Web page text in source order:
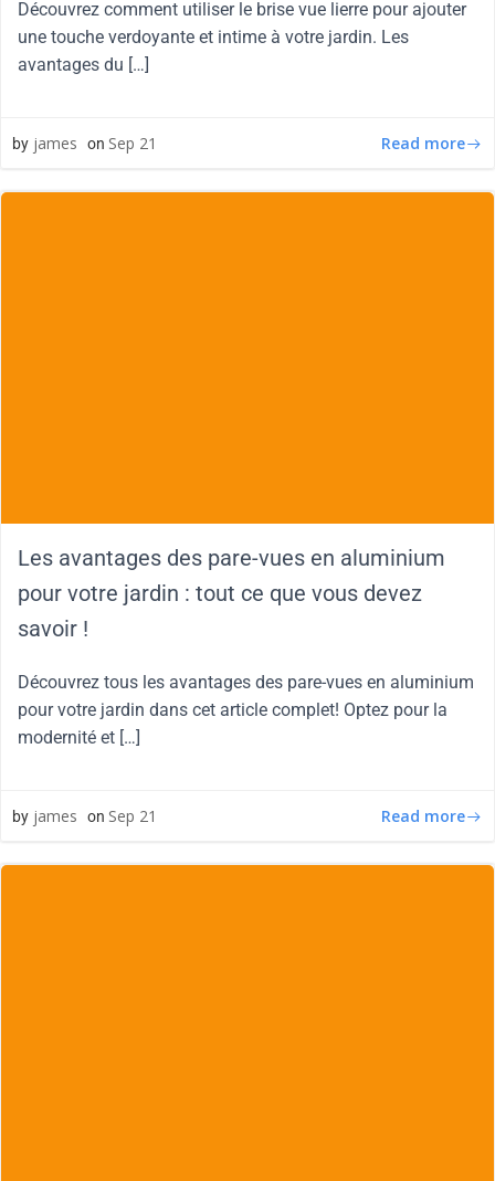
Découvrez comment utiliser le brise vue lierre pour ajouter
une touche verdoyante et intime à votre jardin. Les
avantages du […]
by james on Sep 21 Read more
Les avantages des pare-vues en aluminium
pour votre jardin : tout ce que vous devez
savoir !
Découvrez tous les avantages des pare-vues en aluminium
pour votre jardin dans cet article complet! Optez pour la
modernité et […]
by james on Sep 21 Read more